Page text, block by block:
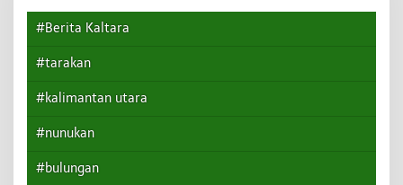
#Berita Kaltara
#tarakan
#kalimantan utara
#nunukan
#bulungan